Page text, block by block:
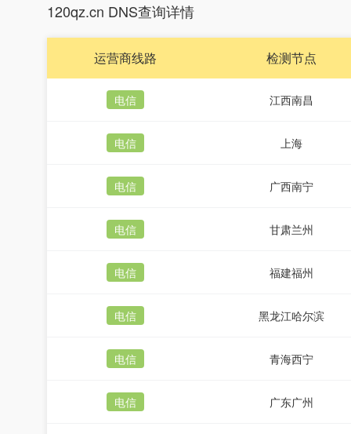
120qz.cn DNS查询详情
运营商线路 检测节点
电信 江西南昌
电信 上海
电信 广西南宁
电信 甘肃兰州
电信 福建福州
电信 黑龙江哈尔滨
电信 青海西宁
电信 广东广州